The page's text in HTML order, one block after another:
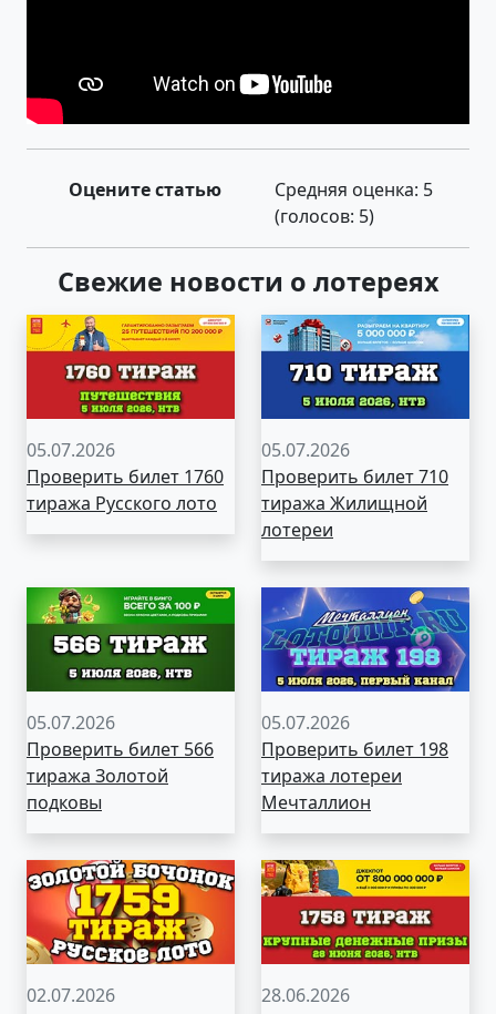
Оцените статью Средняя оценка: 5
(голосов: 5)
Свежие новости о лотереях
05.07.2026
Проверить билет 1760
тиража Русского лото
05.07.2026
Проверить билет 710
тиража Жилищной
лотереи
05.07.2026
Проверить билет 566
тиража Золотой
подковы
05.07.2026
Проверить билет 198
тиража лотереи
Мечталлион
02.07.2026
28.06.2026